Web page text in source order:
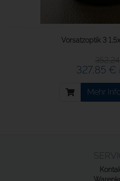
Vorsatzoptik 3
327,85 €
Mehr